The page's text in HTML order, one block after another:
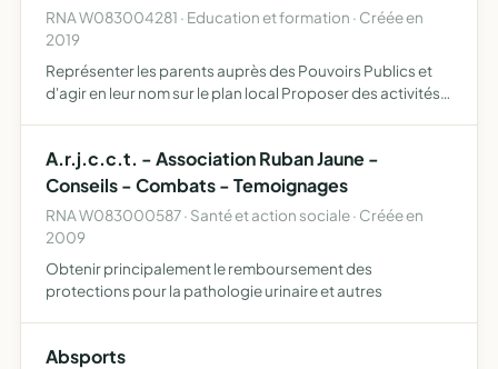
RNA W083004281 · Education et formation · Créée en
2019
Représenter les parents auprès des Pouvoirs Publics et
d'agir en leur nom sur le plan local Proposer des activités
A.r.j.c.c.t. - Association Ruban Jaune -
Conseils - Combats - Temoignages
RNA W083000587 · Santé et action sociale · Créée en
2009
Obtenir principalement le remboursement des
protections pour la pathologie urinaire et autres
Absports